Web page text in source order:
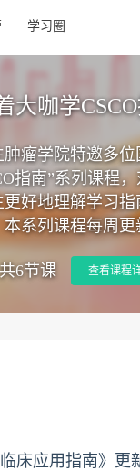
学习圈
大咖学
肿瘤学院特邀多位
指南”系列课程
更好地理解学习
系列课程每周更
共6节课 查看课程
临床应用指南》